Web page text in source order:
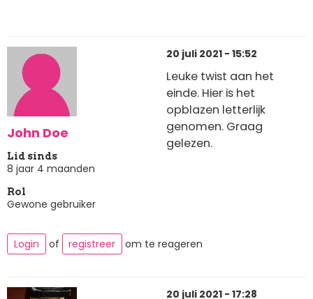
John Doe
Lid sinds
8 jaar 4 maanden
Rol
Gewone gebruiker
20 juli 2021 - 15:52
Leuke twist aan het
einde. Hier is het
opblazen letterlijk
genomen. Graag
gelezen.
Login of registreer om te reageren
20 juli 2021 - 17:28